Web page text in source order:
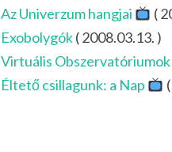
Az Univerzum hangjai
(
Exobolygók( 2008.03.13. )
Virtuális Obszervatóriumok
Éltető csillagunk: a Nap